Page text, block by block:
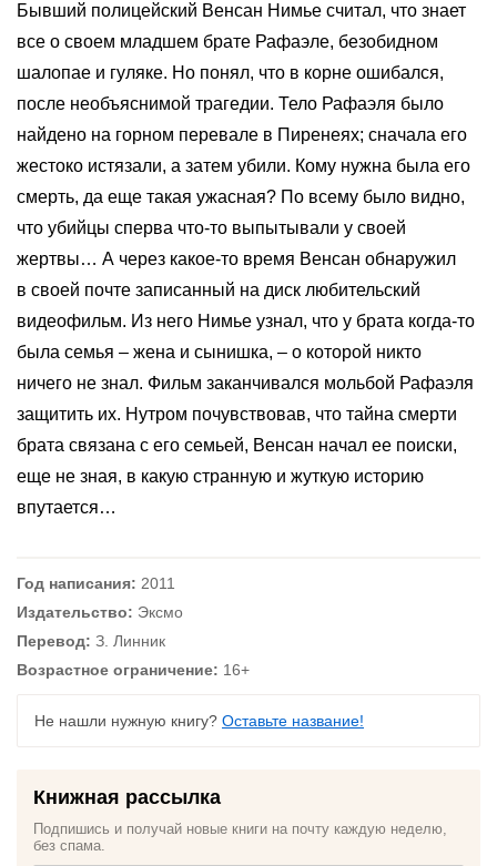
Бывший полицейский Венсан Нимье считал, что знает
все о своем младшем брате Рафаэле, безобидном
шалопае и гуляке. Но понял, что в корне ошибался,
после необъяснимой трагедии. Тело Рафаэля было
найдено на горном перевале в Пиренеях; сначала его
жестоко истязали, а затем убили. Кому нужна была его
смерть, да еще такая ужасная? По всему было видно,
что убийцы сперва что-то выпытывали у своей
жертвы… А через какое-то время Венсан обнаружил
в своей почте записанный на диск любительский
видеофильм. Из него Нимье узнал, что у брата когда-то
была семья – жена и сынишка, – о которой никто
ничего не знал. Фильм заканчивался мольбой Рафаэля
защитить их. Нутром почувствовав, что тайна смерти
брата связана с его семьей, Венсан начал ее поиски,
еще не зная, в какую странную и жуткую историю
впутается…
Год написания: 2011
Издательство: Эксмо
Перевод: З. Линник
Возрастное ограничение: 16+
Не нашли нужную книгу? Оставьте название!
Книжная рассылка
Подпишись и получай новые книги на почту каждую неделю,
без спама.